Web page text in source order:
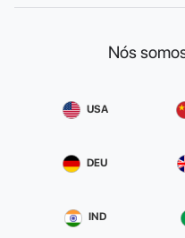
Nós
USA
DEU
IND